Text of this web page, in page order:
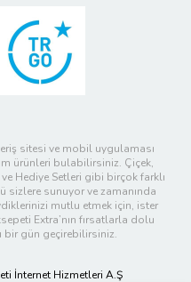
sitesi ve mobil uygulaması
ürünleri bulabilirsiniz. Çiçek,
Hediye Setleri gibi birçok farklı
sizlere sunuyor ve zamanında
mutlu etmek için, ister
Extra’nın fırsatlarla dolu
bir gün geçirebilirsiniz.
İnternet Hizmetleri A.Ş